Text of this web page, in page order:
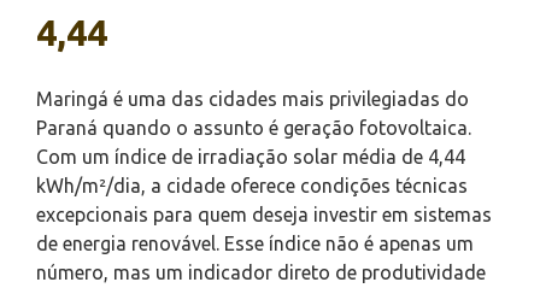
4,44
Maringá é uma das cidades mais privilegiadas do
Paraná quando o assunto é geração fotovoltaica.
Com um índice de irradiação solar média de 4,44
kWh/m²/dia, a cidade oferece condições técnicas
excepcionais para quem deseja investir em sistemas
de energia renovável. Esse índice não é apenas um
número, mas um indicador direto de produtividade